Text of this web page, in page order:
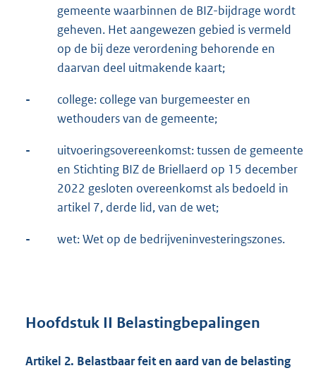
gemeente waarbinnen de BIZ-bijdrage wordt
geheven. Het aangewezen gebied is vermeld
op de bij deze verordening behorende en
daarvan deel uitmakende kaart;
-
college: college van burgemeester en
wethouders van de gemeente;
-
uitvoeringsovereenkomst: tussen de gemeente
en Stichting BIZ de Briellaerd op 15 december
2022 gesloten overeenkomst als bedoeld in
artikel 7, derde lid, van de wet;
- wet: Wet op de bedrijveninvesteringszones.
Hoofdstuk II Belastingbepalingen
Artikel 2. Belastbaar feit en aard van de belasting